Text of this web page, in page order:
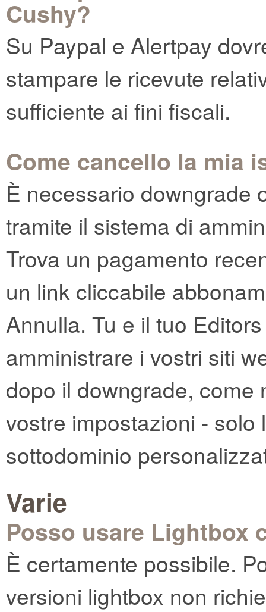
Cushy?
Su Paypal e Alertpay
stampare le ricevute
sufficiente ai fini fiscali.
Come cancello la mia
È necessario downgrade
tramite il sistema di
Trova un pagamento
un link cliccabile
Annulla. Tu e il tuo
amministrare i vostri siti
dopo il downgrade,
vostre impostazioni -
sottodominio
Varie
Posso usare Lightbox
È certamente possibile.
versioni lightbox non